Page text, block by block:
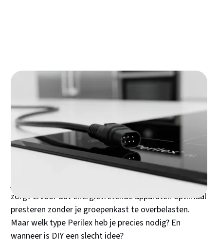
Jouw nieuwe inductiekookplaat flikkert constant of je
elektrische oven schakelt zichzelf uit tijdens het
bakken? De kans is groot dat je apparaat meer
vermogen vraagt dan een standaard stopcontact kan
leveren. Perilex biedt de oplossing voor deze
frustratie - en zorgt tegelijk voor meer veiligheid in
jouw keuken. Deze speciale krachtstromaansluiting
zorgt ervoor dat energievretende apparaten optimaal
presteren zonder je groepenkast te overbelasten.
Maar welk type Perilex heb je precies nodig? En
wanneer is DIY een slecht idee?